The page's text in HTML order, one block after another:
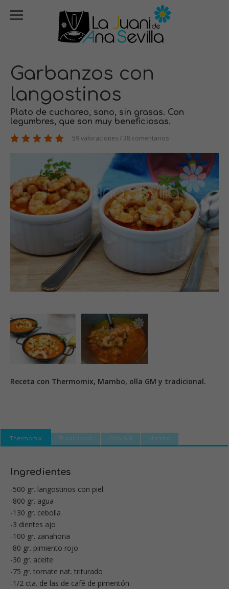
Garbanzos con
langostinos
Plato de cuchareo, sano, sin grasas. Con
legumbres, que son muy beneficiosas.
59 valoraciones / 38 comentarios
Receta con Thermomix, Mambo, olla GM y tradicional.
Thermomix Tradicional Olla GM Mambo
Ingredientes
-500 gr. langostinos con piel
-800 gr. agua
-130 gr. cebolla
-3 dientes ajo
-100 gr. zanahoria
-80 gr. pimiento rojo
-30 gr. aceite
-75 gr. tomate nat. triturado
-1/2 cta. de las de café de pimentón